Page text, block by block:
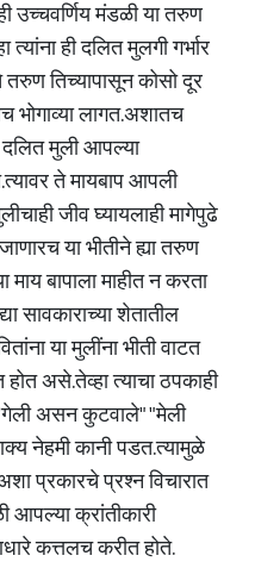
उच्चवर्णिय मंडळी या तरुण
ही दलित मुलगी गर्भार
तिच्यापासून कोसो दूर
भोगाव्या लागत.अशातच
दलित मुली आपल्या
ते मायबाप आपली
जीव घ्यायलाही मागेपुढे
या भीतीने ह्या तरुण
बापाला माहीत न करता
सावकाराच्या शेतातील
या मुलींना भीती वाटत
होत असे.तेव्हा त्याचा ठपकाही
असन कुटवाले" "मेली
नेहमी कानी पडत.त्यामुळे
प्रकारचे प्रश्न विचारात
क्रांतीकारी
कत्तलच करीत होते.